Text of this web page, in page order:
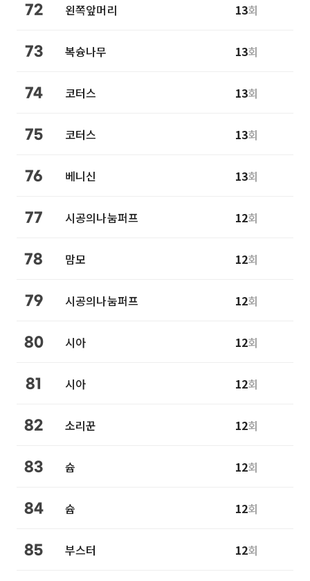
72 왼쪽앞머리 13회
73 복슝나무 13회
74 코터스 13회
75 코터스 13회
76 베니신 13회
77 시공의나눔퍼프 12회
78 맘모 12회
79 시공의나눔퍼프 12회
80 시아 12회
81 시아 12회
82 소리꾼 12회
83 슙 12회
84 슙 12회
85 부스터 12회